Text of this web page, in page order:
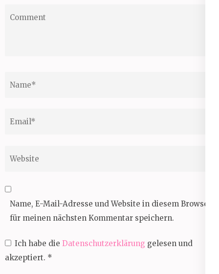
Name, E-Mail-Adresse und Website in diesem Browser
für meinen nächsten Kommentar speichern.
Ich habe die Datenschutzerklärung gelesen und
akzeptiert. *